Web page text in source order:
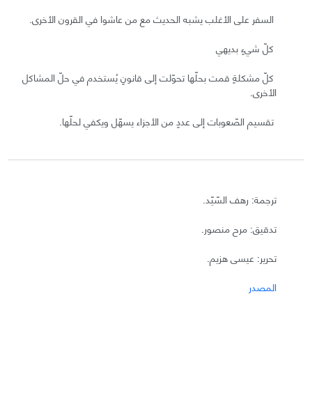
السفر على الأغلب يشبه الحديث مع من عاشوا في القرون الأخرى.
كلّ شيءٍ بديهي
كلّ مشكلةٍ قمت بحلّها تحوّلت إلى قانونٍ يُستخدم في حلّ المشاكل
الأخرى.
تقسيم الصّعوبات إلى عددٍ من الأجزاء يسهّل ويكفي لحلّها.
ترجمة: رهف السّيّد.
تدقيق: مرح منصور.
تحرير: عيسى هزيم.
المصدر